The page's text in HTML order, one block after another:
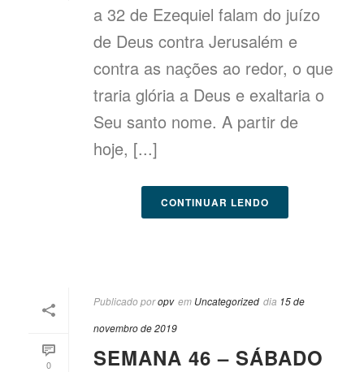
a 32 de Ezequiel falam do juízo
de Deus contra Jerusalém e
contra as nações ao redor, o que
traria glória a Deus e exaltaria o
Seu santo nome. A partir de
hoje, [...]
CONTINUAR LENDO
0
Publicado poropv em Uncategorized dia 15 de
novembro de 2019
SEMANA 46 – SÁBADO